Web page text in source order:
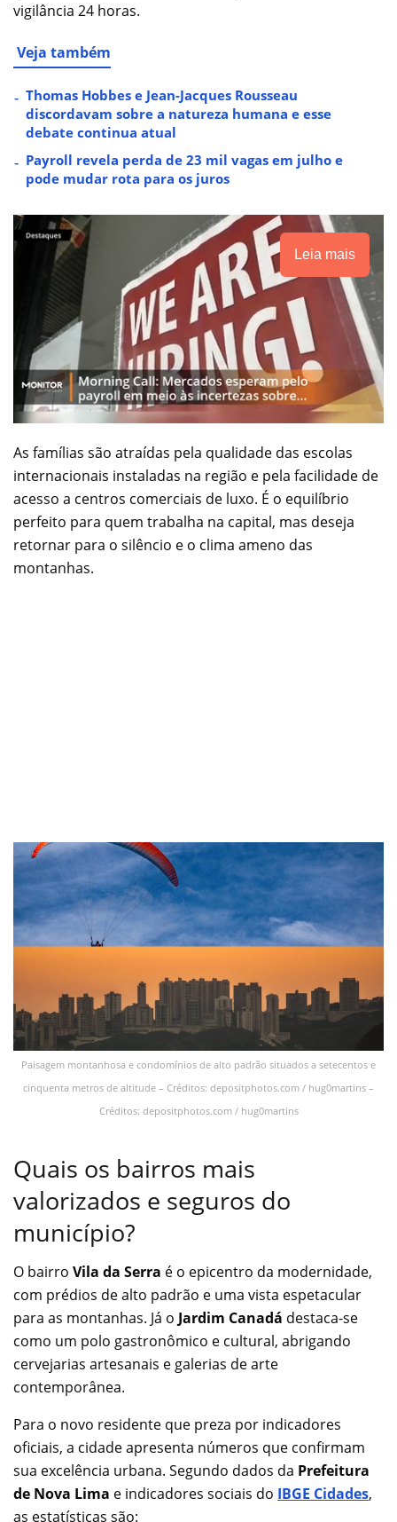
vigilância 24 horas.
Veja também
Thomas Hobbes e Jean-Jacques Rousseau
discordavam sobre a natureza humana e esse
debate continua atual
Payroll revela perda de 23 mil vagas em julho e
pode mudar rota para os juros
Leia mais
As famílias são atraídas pela qualidade das escolas
internacionais instaladas na região e pela facilidade de
acesso a centros comerciais de luxo. É o equilíbrio
perfeito para quem trabalha na capital, mas deseja
retornar para o silêncio e o clima ameno das
montanhas.
Paisagem montanhosa e condomínios de alto padrão situados a setecentos e
cinquenta metros de altitude – Créditos: depositphotos.com / hug0martins –
Créditos: depositphotos.com / hug0martins
Quais os bairros mais
valorizados e seguros do
município?
O bairro Vila da Serra é o epicentro da modernidade,
com prédios de alto padrão e uma vista espetacular
para as montanhas. Já o Jardim Canadá destaca-se
como um polo gastronômico e cultural, abrigando
cervejarias artesanais e galerias de arte
contemporânea.
Para o novo residente que preza por indicadores
oficiais, a cidade apresenta números que confirmam
sua excelência urbana. Segundo dados da Prefeitura
de Nova Lima e indicadores sociais do IBGE Cidades,
as estatísticas são: